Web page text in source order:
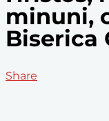
minuni,
Biserica
Share